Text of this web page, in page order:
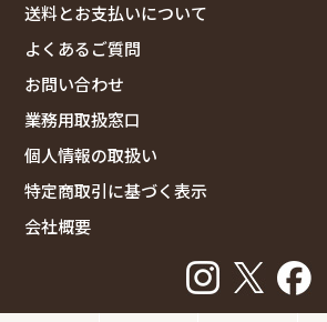
送料とお支払いについて
よくあるご質問
お問い合わせ
業務用取扱窓口
個人情報の取扱い
特定商取引に基づく表示
会社概要